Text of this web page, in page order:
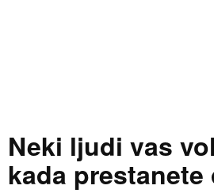
Neki ljudi vas
kada